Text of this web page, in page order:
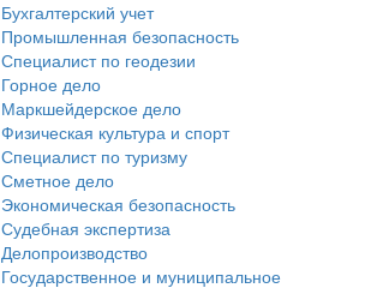
Бухгалтерский учет
Промышленная безопасность
Специалист по геодезии
Горное дело
Маркшейдерское дело
Физическая культура и спорт
Специалист по туризму
Сметное дело
Экономическая безопасность
Судебная экспертиза
Делопроизводство
Государственное и муниципальное